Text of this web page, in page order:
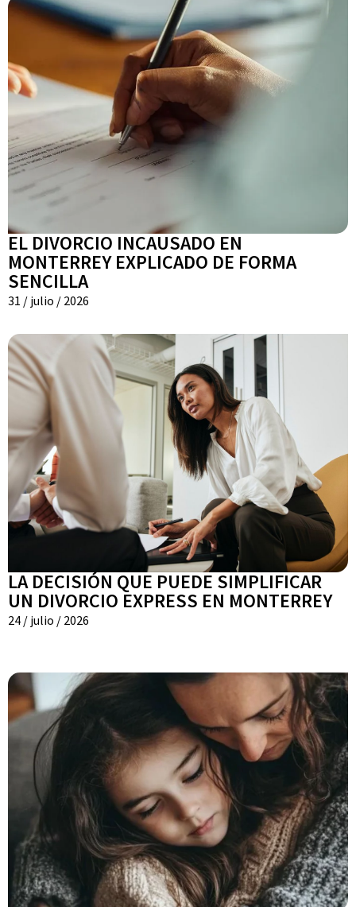
EL DIVORCIO INCAUSADO EN
MONTERREY EXPLICADO DE FORMA
SENCILLA
31 / julio / 2026
LA DECISIÓN QUE PUEDE SIMPLIFICAR
UN DIVORCIO EXPRESS EN MONTERREY
24 / julio / 2026